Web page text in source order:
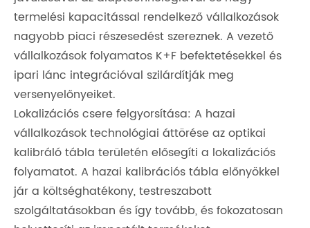
termelési kapacitással rendelkező vállalkozások
nagyobb piaci részesedést szereznek. A vezető
vállalkozások folyamatos K+F befektetésekkel és
ipari lánc integrációval szilárdítják meg
versenyelőnyeiket.
Lokalizációs csere felgyorsítása: A hazai
vállalkozások technológiai áttörése az optikai
kalibráló tábla területén elősegíti a lokalizációs
folyamatot. A hazai kalibrációs tábla előnyökkel
jár a költséghatékony, testreszabott
szolgáltatásokban és így tovább, és fokozatosan